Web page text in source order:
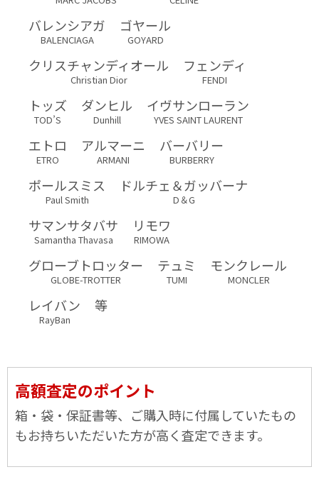
バレンシアガ
BALENCIAGA
ゴヤール
GOYARD
クリスチャンディオール
Christian Dior
フェンディ
FENDI
トッズ
TOD’S
ダンヒル
Dunhill
イヴサンローラン
YVES SAINT LAURENT
エトロ
ETRO
アルマーニ
ARMANI
バーバリー
BURBERRY
ポールスミス
Paul Smith
ドルチェ＆ガッバーナ
D＆G
サマンサタバサ
Samantha Thavasa
リモワ
RIMOWA
グローブトロッター
GLOBE-TROTTER
テュミ
TUMI
モンクレール
MONCLER
レイバン
RayBan
等
高額査定のポイント
箱・袋・保証書等、ご購入時に付属していたもの
もお持ちいただいた方が高く査定できます。